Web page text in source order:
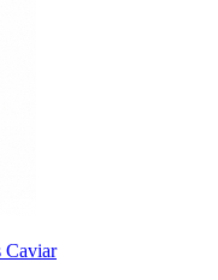
Caviar